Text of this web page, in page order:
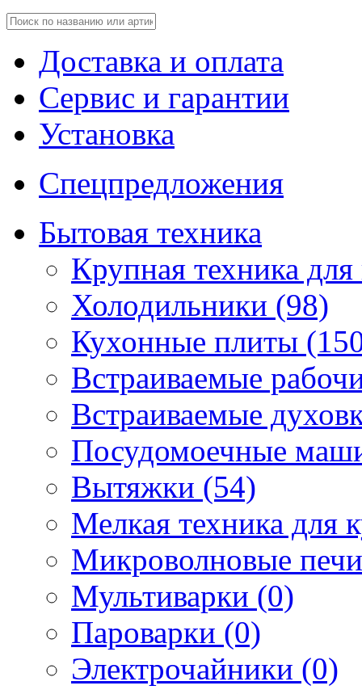
Доставка и оплата
Сервис и гарантии
Установка
Спецпредложения
Бытовая техника
Крупная техника
Холодильники (98)
Кухонные плиты
Встраиваемые
Встраиваемые
Посудомоечные
Вытяжки (54)
Мелкая техника для
Микроволновые
Мультиварки (0)
Пароварки (0)
Электрочайники (0)